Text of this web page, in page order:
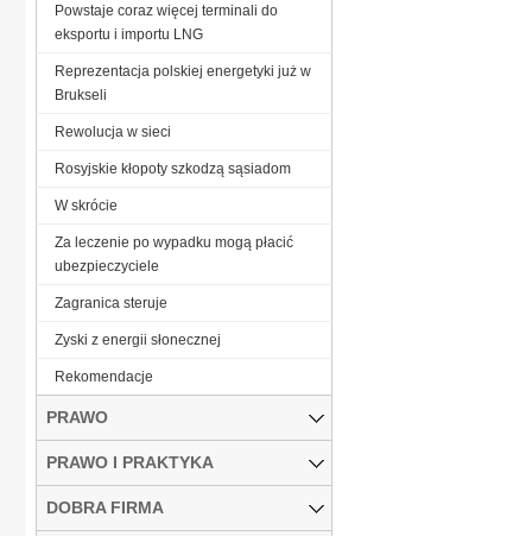
Powstaje coraz więcej terminali do
eksportu i importu LNG
Reprezentacja polskiej energetyki już w
Brukseli
Rewolucja w sieci
Rosyjskie kłopoty szkodzą sąsiadom
W skrócie
Za leczenie po wypadku mogą płacić
ubezpieczyciele
Zagranica steruje
Zyski z energii słonecznej
­Rekomendacje
PRAWO
PRAWO I PRAKTYKA
DOBRA FIRMA